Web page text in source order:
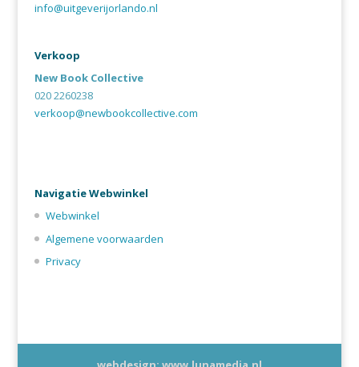
info@uitgeverijorlando.nl
Verkoop
New Book Collective
020 2260238
verkoop@newbookcollective.com
Navigatie Webwinkel
Webwinkel
Algemene voorwaarden
Privacy